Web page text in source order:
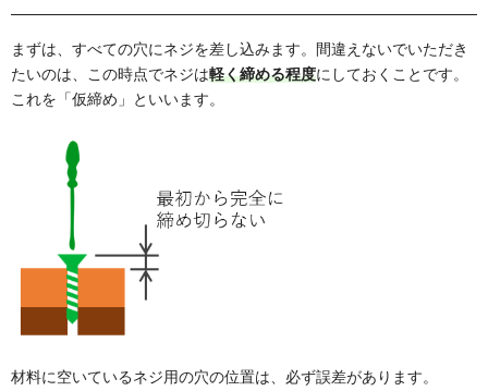
まずは、すべての穴にネジを差し込みます。間違えないでいただき
たいのは、この時点でネジは軽く締める程度にしておくことです。
これを「仮締め」といいます。
材料に空いているネジ用の穴の位置は、必ず誤差があります。